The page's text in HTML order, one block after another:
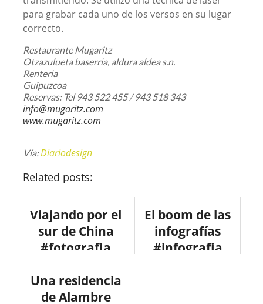
para grabar cada uno de los versos en su lugar
correcto.
Restaurante Mugaritz
Otzazulueta baserria, aldura aldea s.n.
Renteria
Guipuzcoa
Reservas: Tel 943 522 455 / 943 518 343
info@mugaritz.com
www.mugaritz.com
Vía:Diariodesign
Related posts:
Viajando por el
sur de China
#fotografia
El boom de las
infografías
#infografia
Una residencia
de Alambre